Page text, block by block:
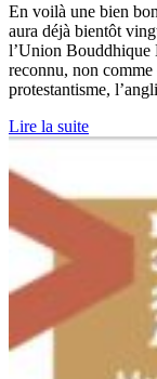
En voilà une bien
aura déjà bientôt
l’Union Bouddhique
reconnu, non
protestantisme,
Lire la suite